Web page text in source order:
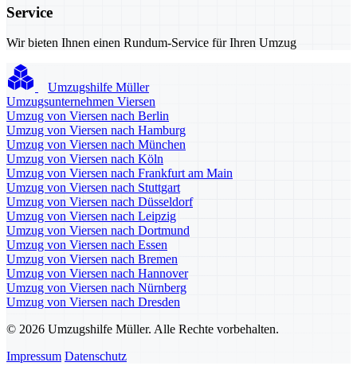
Service
Wir bieten Ihnen einen Rundum-Service für Ihren Umzug
Umzugshilfe Müller
Umzugsunternehmen Viersen
Umzug von Viersen nach Berlin
Umzug von Viersen nach Hamburg
Umzug von Viersen nach München
Umzug von Viersen nach Köln
Umzug von Viersen nach Frankfurt am Main
Umzug von Viersen nach Stuttgart
Umzug von Viersen nach Düsseldorf
Umzug von Viersen nach Leipzig
Umzug von Viersen nach Dortmund
Umzug von Viersen nach Essen
Umzug von Viersen nach Bremen
Umzug von Viersen nach Hannover
Umzug von Viersen nach Nürnberg
Umzug von Viersen nach Dresden
© 2026 Umzugshilfe Müller. Alle Rechte vorbehalten.
Impressum Datenschutz